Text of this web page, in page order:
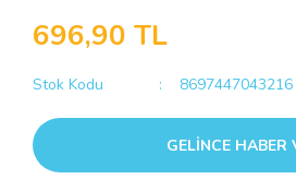
696,90 TL
Stok Kodu 8697447043216
GELİNCE HABER